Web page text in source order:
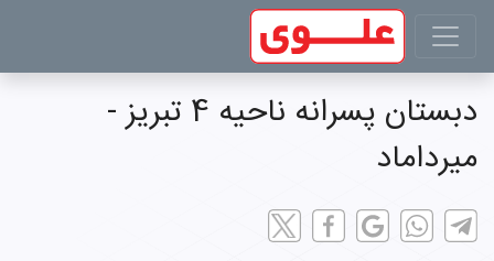
دبستان پسرانه ناحیه 4 تبریز -
میرداماد